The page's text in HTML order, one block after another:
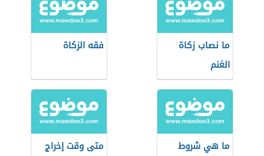
ما نصاب زكاة
الغنم
فقه الزكاة
ما هي شروط
متى وقت إخراج